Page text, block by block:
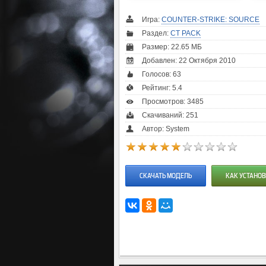
Игра: COUNTER-STRIKE: SOURCE
Раздел: CT PACK
Размер: 22.65 МБ
Добавлен: 22 Октября 2010
Голосов: 63
Рейтинг: 5.4
Просмотров: 3485
Скачиваний: 251
Автор: System
СКАЧАТЬ МОДЕЛЬ КАК